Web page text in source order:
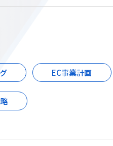
EC事業計画